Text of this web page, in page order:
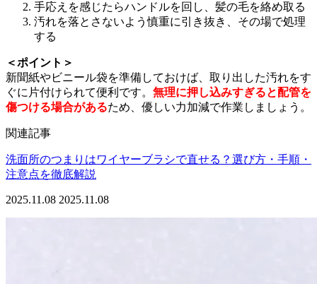
手応えを感じたらハンドルを回し、髪の毛を絡め取る
汚れを落とさないよう慎重に引き抜き、その場で処理
する
＜ポイント＞
新聞紙やビニール袋を準備しておけば、取り出した汚れをす
ぐに片付けられて便利です。 無理に押し込みすぎると配管を
傷つける場合があるため、優しい力加減で作業しましょう。
関連記事
洗面所のつまりはワイヤーブラシで直せる？選び方・手順・
注意点を徹底解説
2025.11.08 2025.11.08